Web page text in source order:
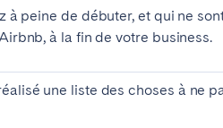
peine de débuter, et qui ne
à la fin de votre business.
une liste des choses à ne